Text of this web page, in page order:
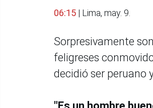
06:15 | Lima, may. 9.
Sorpresivamente
feligreses
decidió ser peruano